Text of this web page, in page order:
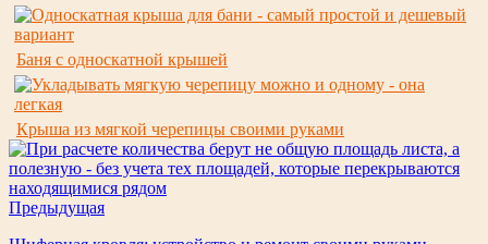
Баня с односкатной крышей
Крыша из мягкой черепицы своими руками
Предыдущая